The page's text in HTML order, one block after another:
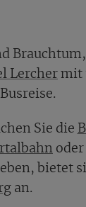
Lercher mit
Sie die
oder
bietet
an.